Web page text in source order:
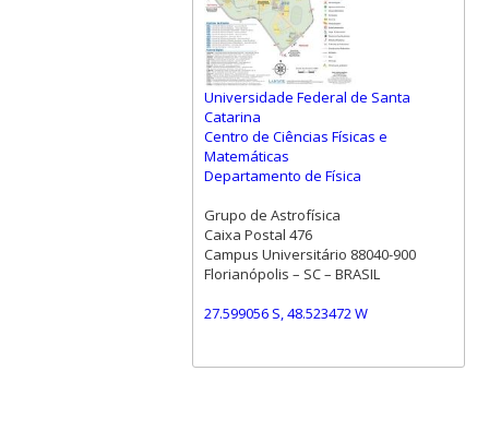
Universidade Federal de Santa
Catarina
Centro de Ciências Físicas e
Matemáticas
Departamento de Física
Grupo de Astrofísica
Caixa Postal 476
Campus Universitário 88040-900
Florianópolis – SC – BRASIL
27.599056 S, 48.523472 W